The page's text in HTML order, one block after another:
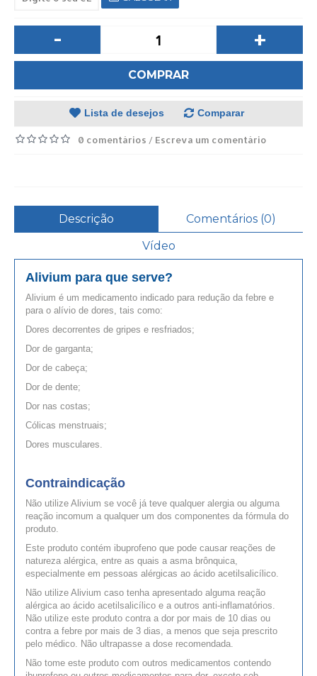
- +
COMPRAR
Lista de desejos Comparar
0 comentários / Escreva um comentário
Descrição
Comentários (0)
Vídeo
Alivium para que serve?
Alivium é um medicamento indicado para redução da febre e
para o alívio de dores, tais como:
Dores decorrentes de gripes e resfriados;
Dor de garganta;
Dor de cabeça;
Dor de dente;
Dor nas costas;
Cólicas menstruais;
Dores musculares.
Contraindicação
Não utilize Alivium se você já teve qualquer alergia ou alguma
reação incomum a qualquer um dos componentes da fórmula do
produto.
Este produto contém ibuprofeno que pode causar reações de
natureza alérgica, entre as quais a asma brônquica,
especialmente em pessoas alérgicas ao ácido acetilsalicílico.
Não utilize Alivium caso tenha apresentado alguma reação
alérgica ao ácido acetilsalicílico e a outros anti-inflamatórios.
Não utilize este produto contra a dor por mais de 10 dias ou
contra a febre por mais de 3 dias, a menos que seja prescrito
pelo médico. Não ultrapasse a dose recomendada.
Não tome este produto com outros medicamentos contendo